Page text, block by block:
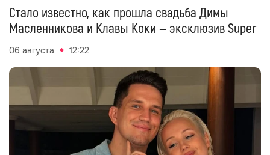
Стало известно, как прошла свадьба Димы
Масленникова и Клавы Коки — эксклюзив Super
06 августа 12:22